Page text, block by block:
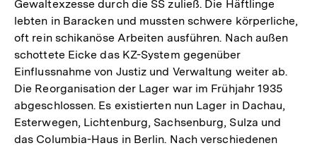
Gewaltexzesse durch die SS zuließ. Die Häftlinge
lebten in Baracken und mussten schwere körperliche,
oft rein schikanöse Arbeiten ausführen. Nach außen
schottete Eicke das KZ-System gegenüber
Einflussnahme von Justiz und Verwaltung weiter ab.
Die Reorganisation der Lager war im Frühjahr 1935
abgeschlossen. Es existierten nun Lager in Dachau,
Esterwegen, Lichtenburg, Sachsenburg, Sulza und
das Columbia-Haus in Berlin. Nach verschiedenen